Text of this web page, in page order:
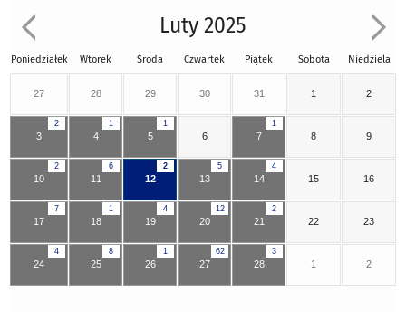
Luty 2025
Poniedziałek Wtorek Środa Czwartek Piątek Sobota Niedziela
27 28 29 30 31 1 2
2
3
1
4
1
5 6
1
7 8 9
2
10
6
11
2
12
5
13
4
14 15 16
7
17
1
18
4
19
12
20
2
21 22 23
4
24
8
25
1
26
62
27
3
28 1 2